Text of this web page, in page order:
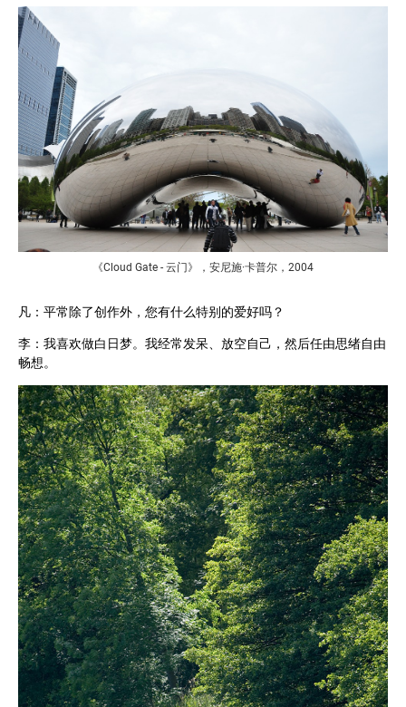
《Cloud Gate - 云门》，安尼施·卡普尔，2004
凡：平常除了创作外，您有什么特别的爱好吗？
李：我喜欢做白日梦。我经常发呆、放空自己，然后任由思绪自由
畅想。